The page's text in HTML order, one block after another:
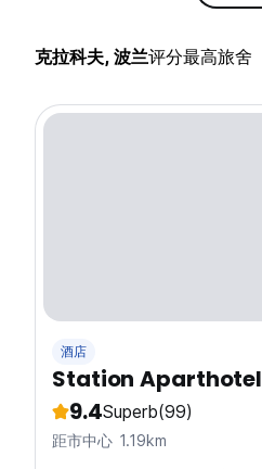
克拉科夫, 波兰评分最高旅舍
酒店
Station Aparthotel
9.4Superb(99)
距市中心 1.19km